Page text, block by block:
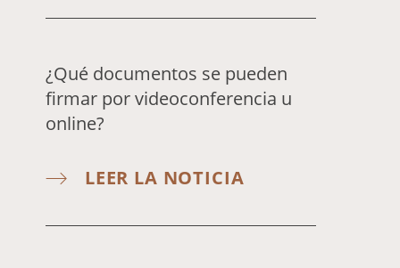
¿Qué documentos se pueden
firmar por videoconferencia u
online?
LEER LA NOTICIA